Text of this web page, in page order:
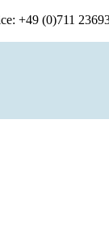
+49 (0)711